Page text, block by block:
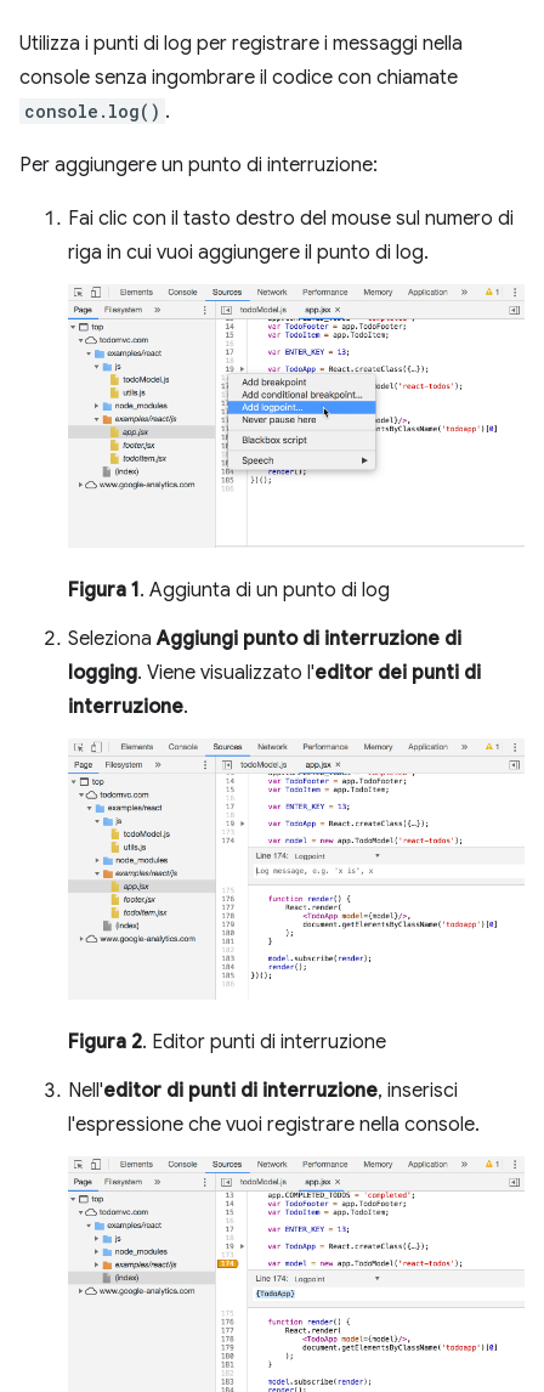
Utilizza i punti di log per registrare i messaggi nella
console senza ingombrare il codice con chiamate
console.log() .
Per aggiungere un punto di interruzione:
Fai clic con il tasto destro del mouse sul numero di
riga in cui vuoi aggiungere il punto di log.
Figura 1. Aggiunta di un punto di log
SelezionaAggiungi punto di interruzione di
logging. Viene visualizzato l'editor dei punti di
interruzione.
Figura 2. Editor punti di interruzione
Nell'editor di punti di interruzione, inserisci
l'espressione che vuoi registrare nella console.